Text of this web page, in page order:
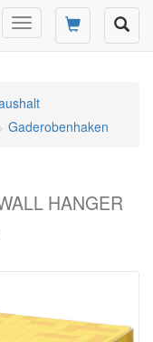
Navigation
umschalten
Gaderobenhaken
HANGER